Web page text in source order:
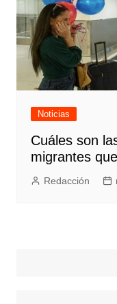
Noticias
Cuáles son
migrantes
Redacción